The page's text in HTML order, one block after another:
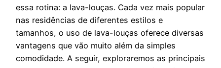
essa rotina: a lava-louças. Cada vez mais popular
nas residências de diferentes estilos e
tamanhos, o uso de lava-louças oferece diversas
vantagens que vão muito além da simples
comodidade. A seguir, exploraremos as principais